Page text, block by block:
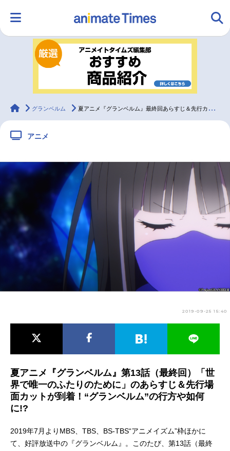
ランキング アニメ
ラジオ みんなの声
配信・Vtuber トレンド 無料マンガ
アニメ記事一覧 声優記事一覧
アニメ映画一覧 実写化映画一覧
今期アニメ曜日別一覧
春アニメ 夏アニメ
男性声優/女性声優一覧
animateTimes
グランベルム 夏アニメ『グランベルム』最終回あらすじ＆先行カット到着
アニメ
2019-09-25 15:40
夏アニメ『グランベルム』第13話（最終回）「世
界で唯一のふたりのために」のあらすじ＆先行場
面カットが到着！“グランベルム”の行方や如何
に!?
2019年7月よりMBS、TBS、BS-TBS“アニメイズム”枠ほかに
て、好評放送中の『グランベルム』。このたび、第13話（最終